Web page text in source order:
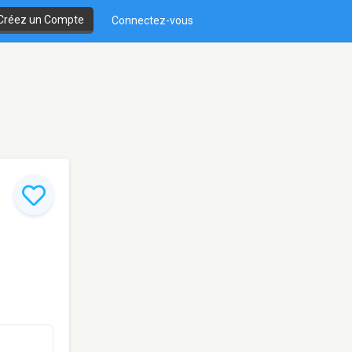
un Compte Connectez-vous